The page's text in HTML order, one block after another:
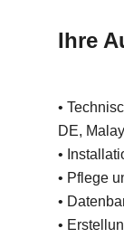
Ihre
•
DE,
•
• Pflege
•
•